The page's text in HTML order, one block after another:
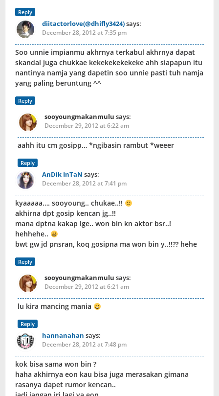
Reply
diitactorlove(@dhifly3424)says:
December 28, 2012 at 7:35 pm
Soo unnie impianmu akhrnya terkabul akhrnya dapat
skandal juga chukkae kekekekekekeke ahh siapapun itu
nantinya namja yang dapetin soo unnie pasti tuh namja
yang paling beruntung ^^
Reply
sooyoungmakanmulu says:
December 29, 2012 at 6:22 am
aahh itu cm gosipp… *ngibasin rambut *weeer
Reply
AnDik InTaN says:
December 28, 2012 at 7:41 pm
kyaaaaa…. sooyoung.. chukae..!!
akhirna dpt gosip kencan jg..!!
mana dptna kakap lge.. won bin kn aktor bsr..!
hehhehe..
bwt gw jd pnsran, koq gosipna ma won bin y..!!?? hehe
Reply
sooyoungmakanmulu says:
December 29, 2012 at 6:21 am
lu kira mancing mania
Reply
hannanahan says:
December 28, 2012 at 7:48 pm
kok bisa sama won bin ?
haha akhirnya eon kau bisa juga merasakan gimana
rasanya dapet rumor kencan..